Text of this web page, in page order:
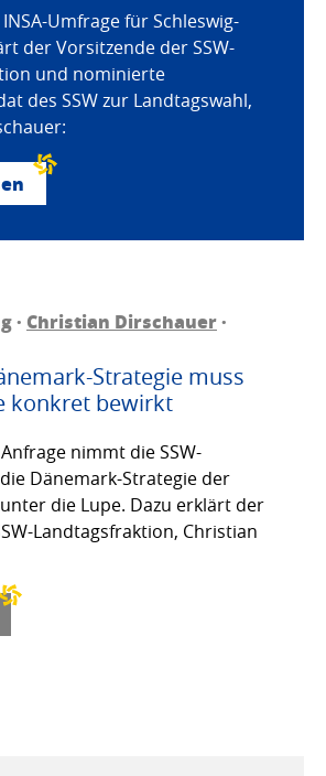
Umfrage für Schleswig-
der Vorsitzende der SSW-
und nominierte
des SSW zur Landtagswahl,
· Christian Dirschauer·
Strategie muss
konkret bewirkt
nimmt die SSW-
Dänemark-Strategie der
die Lupe. Dazu erklärt der
Landtagsfraktion, Christian